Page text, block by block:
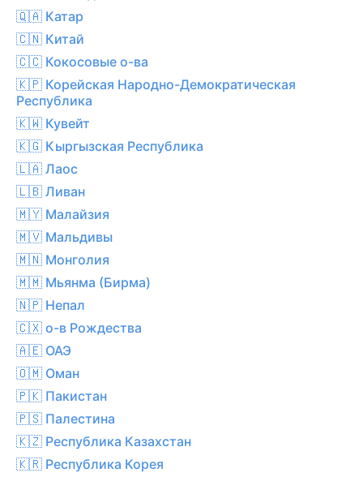
🇶🇦 Катар
🇨🇳 Китай
🇨🇨 Кокосовые о-ва
🇰🇵 Корейская Народно-Демократическая
Республика
🇰🇼 Кувейт
🇰🇬 Кыргызская Республика
🇱🇦 Лаос
🇱🇧 Ливан
🇲🇾 Малайзия
🇲🇻 Мальдивы
🇲🇳 Монголия
🇲🇲 Мьянма (Бирма)
🇳🇵 Непал
🇨🇽 о-в Рождества
🇦🇪 ОАЭ
🇴🇲 Оман
🇵🇰 Пакистан
🇵🇸 Палестина
🇰🇿 Республика Казахстан
🇰🇷 Республика Корея